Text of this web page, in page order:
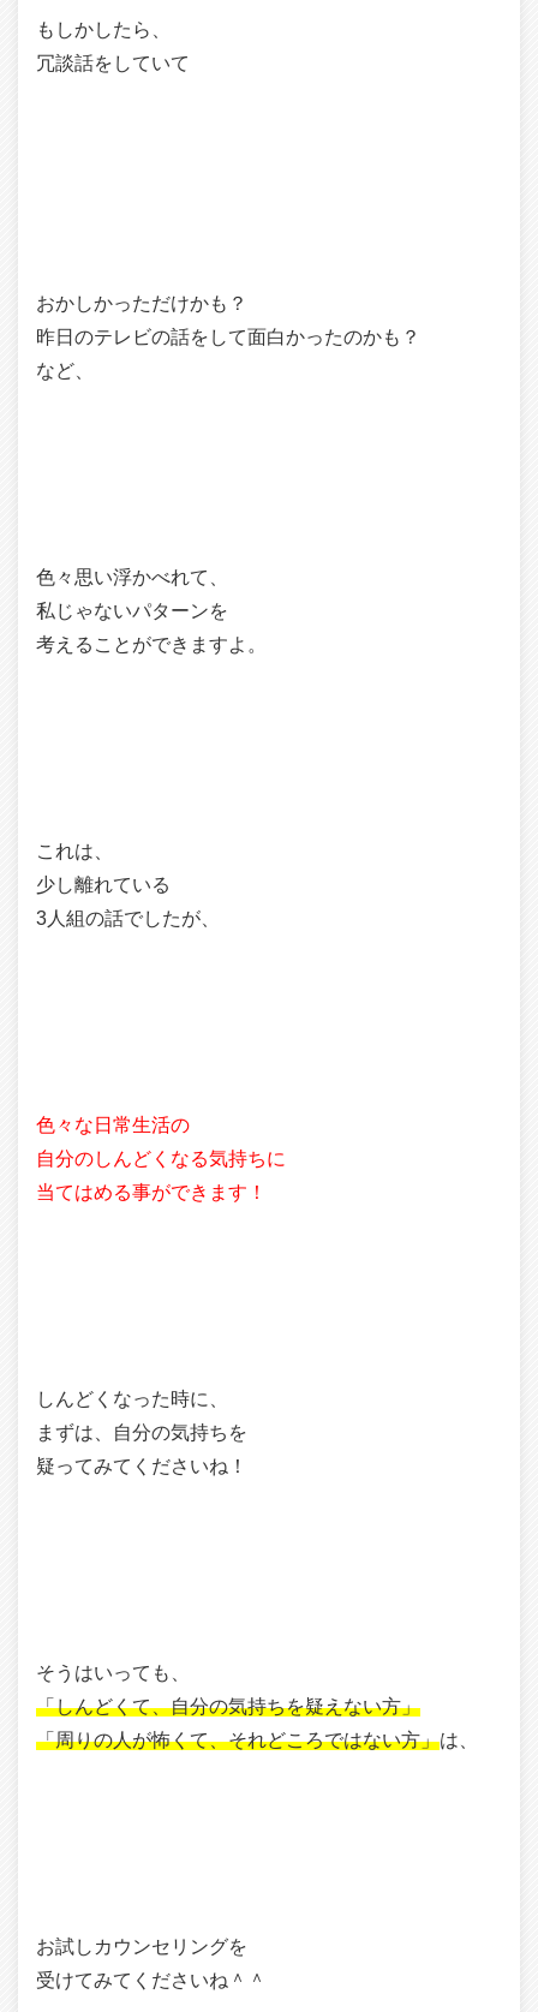
もしかしたら、
冗談話をしていて
おかしかっただけかも？
昨日のテレビの話をして面白かったのかも？
など、
色々思い浮かべれて、
私じゃないパターンを
考えることができますよ。
これは、
少し離れている
3人組の話でしたが、
色々な日常生活の
自分のしんどくなる気持ちに
当てはめる事ができます！
しんどくなった時に、
まずは、自分の気持ちを
疑ってみてくださいね！
そうはいっても、
「しんどくて、自分の気持ちを疑えない方」
「周りの人が怖くて、それどころではない方」は、
お試しカウンセリングを
受けてみてくださいね＾＾